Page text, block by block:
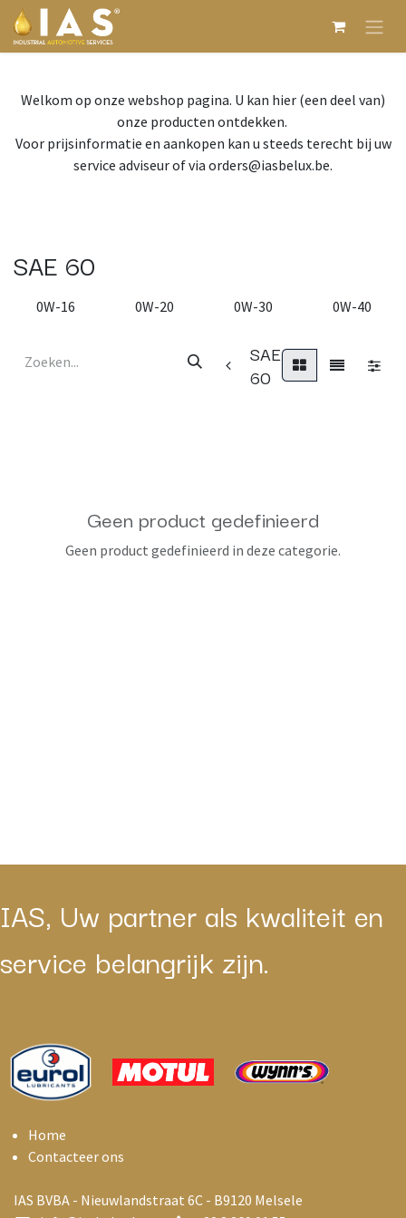
Overslaan naar inhoud
Welkom op onze webshop pagina. U kan hier (een deel van)
onze producten ontdekken.
Voor prijsinformatie en aankopen kan u steeds terecht bij uw
service adviseur of via orders@iasbelux.be.
SAE 60
0W-16 0W-20 0W-30 0W-40
SAE
60
Geen product gedefinieerd
Geen product gedefinieerd in deze categorie.
IAS, Uw partner als kwaliteit en
service belangrijk zijn.
Home
Contacteer ons
IAS BVBA - Nieuwlandstraat 6C - B9120 Melsele